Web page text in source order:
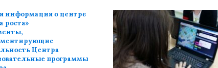
информация о центре
роста»
Центра
программы